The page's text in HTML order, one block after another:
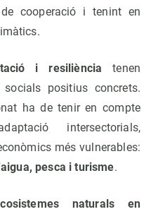
cooperació i tenint en
i resiliència tenen
positius concrets.
ha de tenir en compte
intersectorials,
més vulnerables:
pesca i turisme.
naturals en